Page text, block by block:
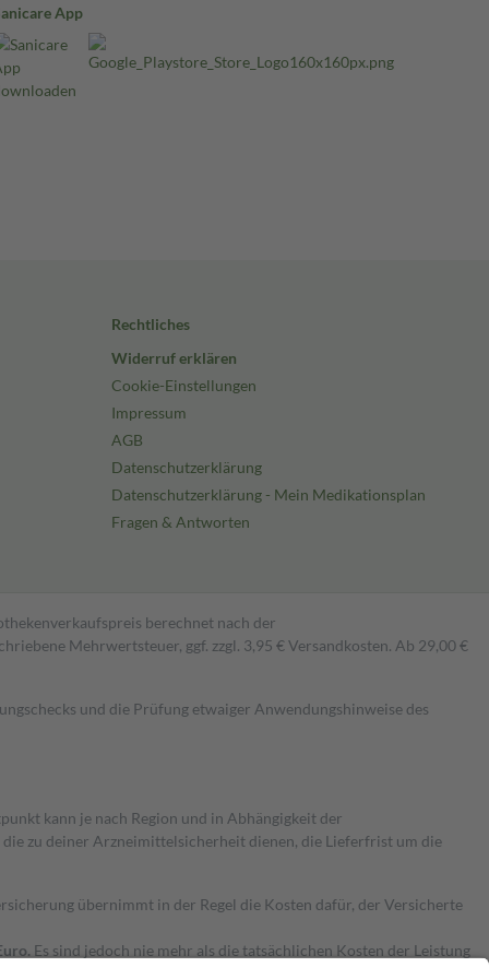
App
Rechtliches
Widerruf erklären
Cookie-Einstellungen
Impressum
AGB
Datenschutzerklärung
Datenschutzerklärung - Mein Medikationsplan
Fragen & Antworten
berechnet nach der
Mehrwertsteuer, ggf. zzgl. 3,95 € Versandkosten. Ab 29,00 €
und die Prüfung etwaiger Anwendungshinweise des
kann je nach Region und in Abhängigkeit der
zu deiner Arzneimittelsicherheit dienen, die Lieferfrist um die
übernimmt in der Regel die Kosten dafür, der Versicherte
Es sind jedoch nie mehr als die tatsächlichen Kosten der Leistung